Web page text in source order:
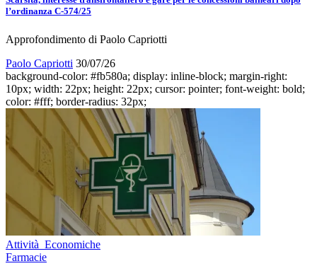
l’ordinanza C-574/25
Approfondimento di Paolo Capriotti
Paolo Capriotti 30/07/26
background-color: #fb580a; display: inline-block; margin-right:
10px; width: 22px; height: 22px; cursor: pointer; font-weight: bold;
color: #fff; border-radius: 32px;
Attività Economiche
Farmacie